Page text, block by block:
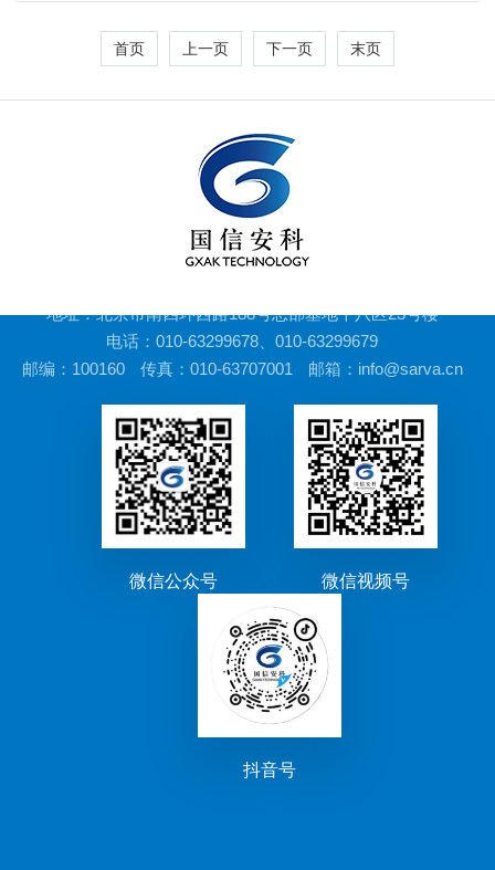
首页 上一页 下一页 末页
地址：北京市南四环西路188号总部基地十八区23号楼
电话：010-63299678、010-63299679
邮编：100160
传真：010-63707001 邮箱：info@sarva.cn
微信公众号 微信视频号
抖音号